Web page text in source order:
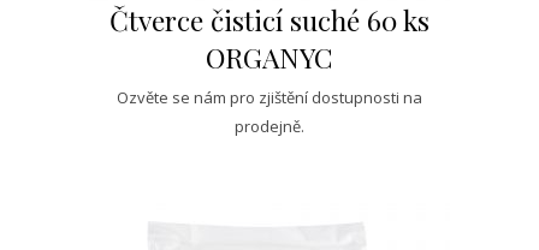
Čtverce čisticí suché 60 ks
ORGANYC
Ozvěte se nám pro zjištění dostupnosti na
prodejně.